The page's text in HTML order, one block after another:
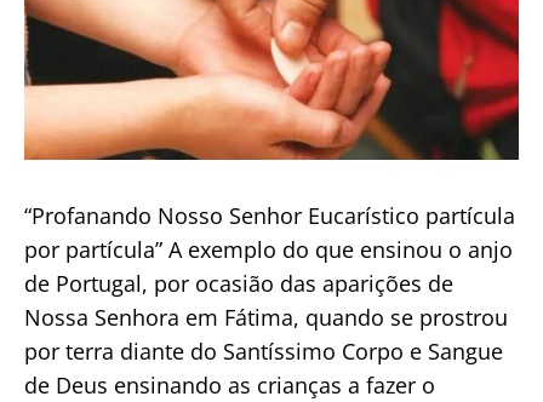
“Profanando Nosso Senhor Eucarístico partícula
por partícula” A exemplo do que ensinou o anjo
de Portugal, por ocasião das aparições de
Nossa Senhora em Fátima, quando se prostrou
por terra diante do Santíssimo Corpo e Sangue
de Deus ensinando as crianças a fazer o